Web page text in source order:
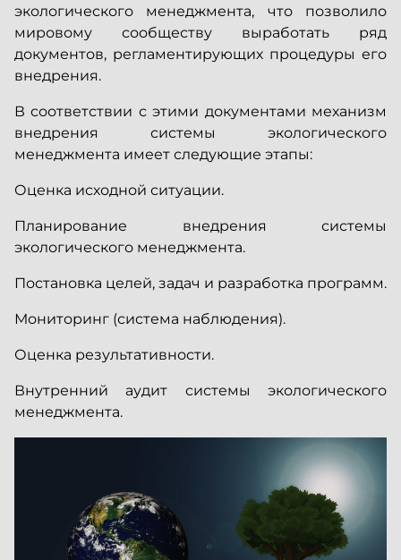
экологического менеджмента, что позволило
мировому сообществу выработать ряд
документов, регламентирующих процедуры его
внедрения.
В соответствии с этими документами механизм
внедрения системы экологического
менеджмента имеет следующие этапы:
Оценка исходной ситуации.
Планирование внедрения системы
экологического менеджмента.
Постановка целей, задач и разработка программ.
Мониторинг (система наблюдения).
Оценка результативности.
Внутренний аудит системы экологического
менеджмента.